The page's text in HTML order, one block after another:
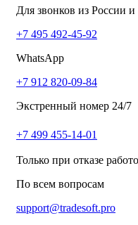
Для звонков из России
+7 495 492-45-92
WhatsApp
+7 912 820-09-84
Экстренный номер 24/7
+7 499 455-14-01
Только при отказе
По всем вопросам
support@tradesoft.pro